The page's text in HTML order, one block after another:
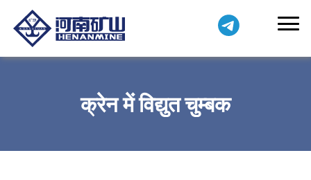
क्रेन में विद्युत चुम्बक